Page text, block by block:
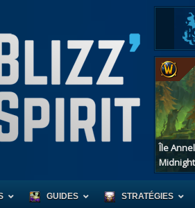
Île
Midnight
GUIDES STRATÉGIES